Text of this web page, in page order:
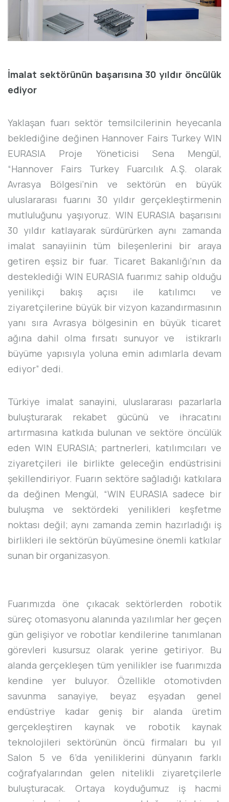
İmalat sektörünün başarısına 30 yıldır öncülük
ediyor
Yaklaşan fuarı sektör temsilcilerinin heyecanla
beklediğine değinen Hannover Fairs Turkey WIN
EURASIA Proje Yöneticisi Sena Mengül,
“Hannover Fairs Turkey Fuarcılık A.Ş. olarak
Avrasya Bölgesi’nin ve sektörün en büyük
uluslararası fuarını 30 yıldır gerçekleştirmenin
mutluluğunu yaşıyoruz. WIN EURASIA başarısını
30 yıldır katlayarak sürdürürken aynı zamanda
imalat sanayiinin tüm bileşenlerini bir araya
getiren eşsiz bir fuar. Ticaret Bakanlığı’nın da
desteklediği WIN EURASIA fuarımız sahip olduğu
yenilikçi bakış açısı ile katılımcı ve
ziyaretçilerine büyük bir vizyon kazandırmasının
yanı sıra Avrasya bölgesinin en büyük ticaret
ağına dahil olma fırsatı sunuyor ve istikrarlı
büyüme yapısıyla yoluna emin adımlarla devam
ediyor” dedi.
Türkiye imalat sanayini, uluslararası pazarlarla
buluşturarak rekabet gücünü ve ihracatını
artırmasına katkıda bulunan ve sektöre öncülük
eden WIN EURASIA; partnerleri, katılımcıları ve
ziyaretçileri ile birlikte geleceğin endüstrisini
şekillendiriyor. Fuarın sektöre sağladığı katkılara
da değinen Mengül, “WIN EURASIA sadece bir
buluşma ve sektördeki yenilikleri keşfetme
noktası değil; aynı zamanda zemin hazırladığı iş
birlikleri ile sektörün büyümesine önemli katkılar
sunan bir organizasyon.
Fuarımızda öne çıkacak sektörlerden robotik
süreç otomasyonu alanında yazılımlar her geçen
gün gelişiyor ve robotlar kendilerine tanımlanan
görevleri kusursuz olarak yerine getiriyor. Bu
alanda gerçekleşen tüm yenilikler ise fuarımızda
kendine yer buluyor. Özellikle otomotivden
savunma sanayiye, beyaz eşyadan genel
endüstriye kadar geniş bir alanda üretim
gerçekleştiren kaynak ve robotik kaynak
teknolojileri sektörünün öncü firmaları bu yıl
Salon 5 ve 6’da yeniliklerini dünyanın farklı
coğrafyalarından gelen nitelikli ziyaretçilerle
buluşturacak. Ortaya koyduğumuz iş hacmi